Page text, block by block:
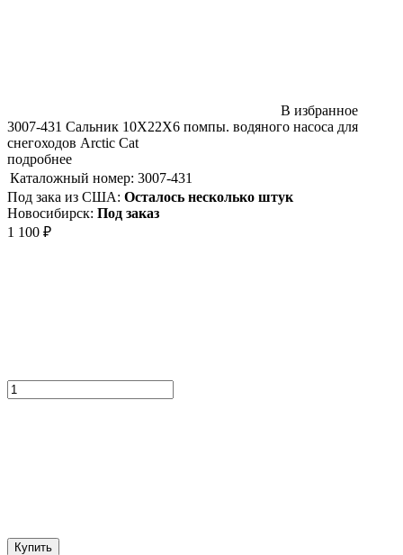
В избранное
3007-431 Сальник 10X22X6 помпы. водяного насоса для
снегоходов Arctic Cat
подробнее
Каталожный номер: 3007-431
Под зака из США: Осталось несколько штук
Новосибирск: Под заказ
1 100 ₽
Купить